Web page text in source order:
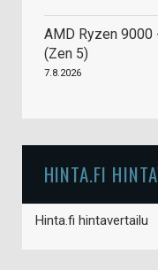
AMD Ryzen
(Zen 5)
7.8.2026
HINTA.FI
Hinta.fi hintavertailu